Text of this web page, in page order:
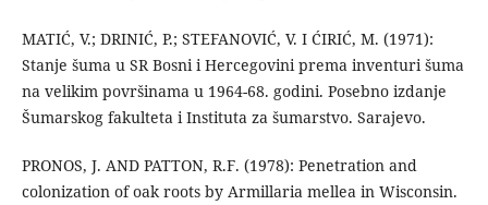
MATIĆ, V.; DRINIĆ, P.; STEFANOVIĆ, V. I ĆIRIĆ, M. (1971):
Stanje šuma u SR Bosni i Hercegovini prema inventuri šuma
na velikim površinama u 1964-68. godini. Posebno izdanje
Šumarskog fakulteta i Instituta za šumarstvo. Sarajevo.
PRONOS, J. AND PATTON, R.F. (1978): Penetration and
colonization of oak roots by Armillaria mellea in Wisconsin.